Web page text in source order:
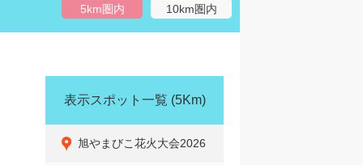
5km圏内 10km圏内
表示スポット一覧 (5Km)
旭やまびこ花火大会2026